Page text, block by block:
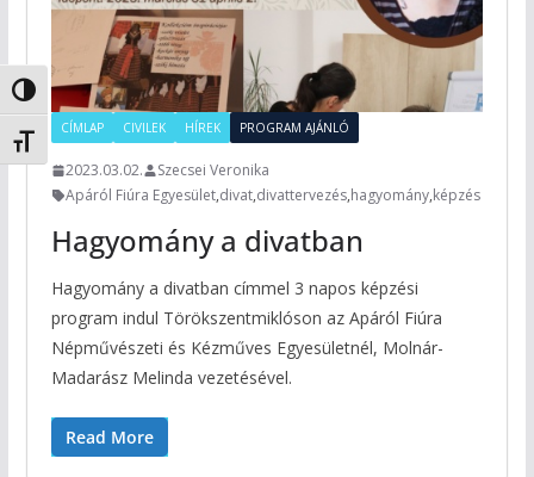
Nagy kontraszt váltása
Betűméret váltása
CÍMLAP CIVILEK HÍREK PROGRAM AJÁNLÓ
2023.03.02.
Szecsei Veronika
Apáról Fiúra Egyesület,divat,divattervezés,hagyomány,képzés
Hagyomány a divatban
Hagyomány a divatban címmel 3 napos képzési
program indul Törökszentmiklóson az Apáról Fiúra
Népművészeti és Kézműves Egyesületnél, Molnár-
Madarász Melinda vezetésével.
Read More